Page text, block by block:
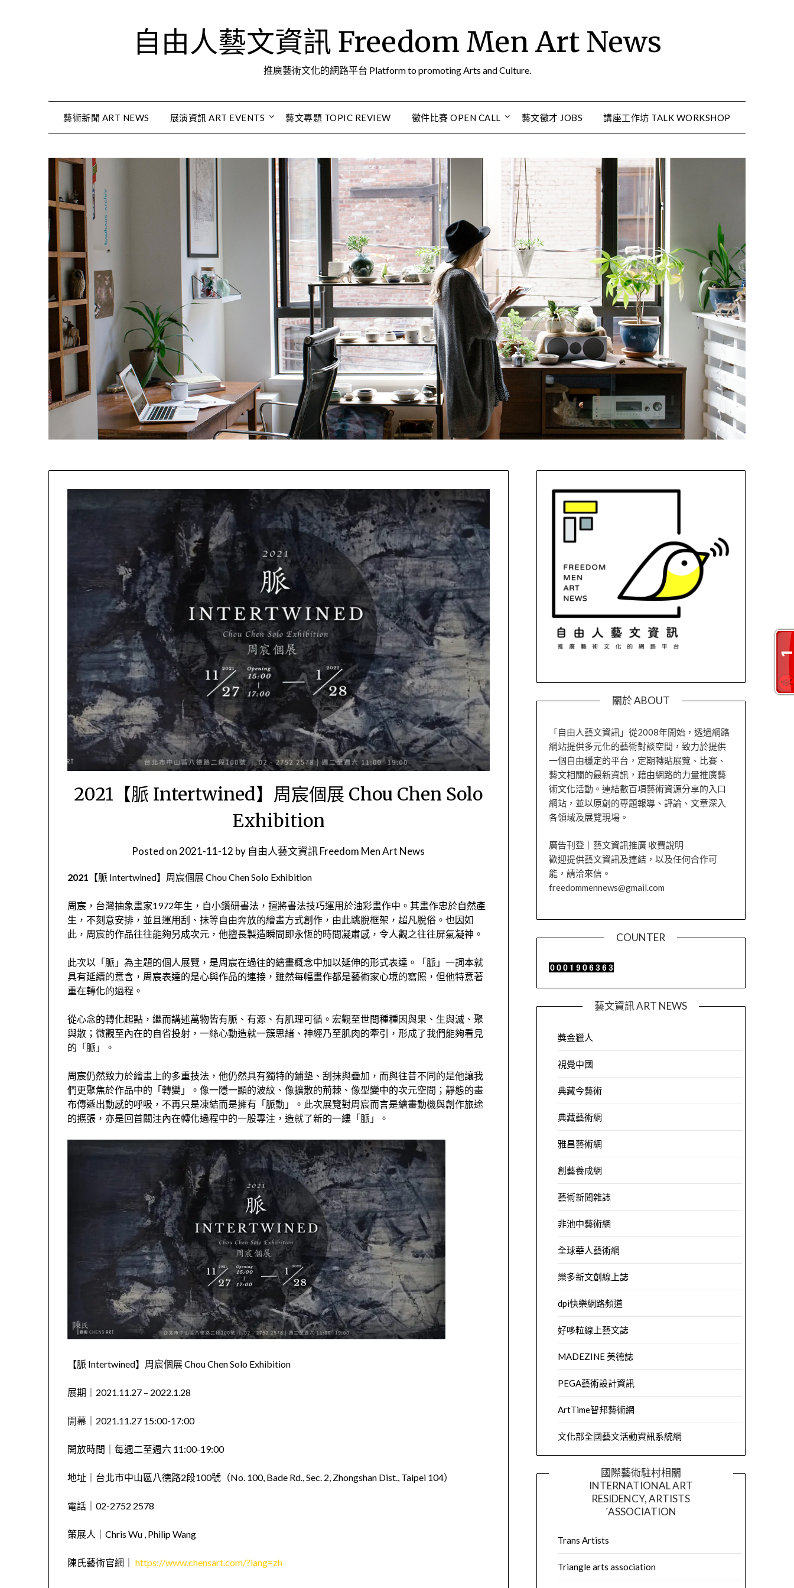
自由人藝文資訊 Freedom Men Art News
推廣藝術文化的網路平台 Platform to promoting Arts and Culture.
藝術新聞 ART NEWS 展演資訊 ART EVENTS 藝文專題 TOPIC REVIEW 徵件比賽 OPEN CALL 藝文徵才 JOBS 講座工作坊 TALK WORKSHOP
2021【脈 Intertwined】​周宸個展 Chou Chen Solo
Exhibition​
Posted on 2021-11-12 by 自由人藝文資訊 Freedom Men Art News
2021 【脈 Intertwined】​周宸個展 Chou Chen Solo Exhibition​
周宸，台灣抽象畫家1972年生，自小鑽研書法，擅將書法技巧運用於油彩畫作中。其畫作忠於自然產
生，不刻意安排，並且運用刮、抹等自由奔放的繪畫方式創作，由此跳脫框架，超凡脫俗。也因如
此，周宸的作品往往能夠另成次元，他擅長製造瞬間即永恆的時間凝肅感，令人觀之往往屏氣凝神。
此次以「脈」為主題的個人展覽，是周宸在過往的繪畫概念中加以延伸的形式表達。「脈」一詞本就
具有延續的意含，周宸表達的是心與作品的連接，雖然每幅畫作都是藝術家心境的寫照，但他特意著
重在轉化的過程。
從心念的轉化起點，繼而講述萬物皆有脈、有源、有肌理可循。宏觀至世間種種因與果、生與滅、聚
與散；微觀至內在的自省投射，一絲心動造就一簇思緒、神經乃至肌肉的牽引，形成了我們能夠看見
的「脈」。
周宸仍然致力於繪畫上的多重技法，他仍然具有獨特的鋪墊、刮抹與疊加，而與往昔不同的是他讓我
們更聚焦於作品中的「轉變」。像一隱一顯的波紋、像擴散的荊棘、像型變中的次元空間；靜態的畫
布傳遞出動感的呼吸，不再只是凍結而是擁有「脈動」。此次展覽對周宸而言是繪畫動機與創作旅途
的擴張，亦是回首關注內在轉化過程中的一股專注，造就了新的一縷「脈」。
【脈 Intertwined】​周宸個展 Chou Chen Solo Exhibition​
展期｜2021.11.27 – 2022.1.28
開幕｜2021.11.27 15:00-17:00​
開放時間｜每週二至週六 11:00-19:00​
地址｜台北市中山區八德路2段100號（No. 100, Bade Rd., Sec. 2, Zhongshan Dist., Taipei 104）​
電話｜02-2752 2578​
策展人｜Chris Wu , Philip Wang
陳氏藝術官網｜ https://www.chensart.com/?lang=zh
關於 ABOUT
「自由人藝文資訊」從2008年開始，透過網路
網站提供多元化的藝術對談空間，致力於提供
一個自由穩定的平台，定期轉貼展覽、比賽、
藝文相關的最新資訊，藉由網路的力量推廣藝
術文化活動。連結數百項藝術資源分享的入口
網站，並以原創的專題報導、評論、文章深入
各領域及展覽現場。
廣告刊登｜藝文資訊推廣 收費說明
歡迎提供藝文資訊及連結，以及任何合作可
能，請洽來信。
freedommennews@gmail.com
COUNTER
藝文資訊 ART NEWS
獎金獵人
視覺中國
典藏今藝術
典藏藝術網
雅昌藝術網
創藝養成網
藝術新聞雜誌
非池中藝術網
全球華人藝術網
樂多新文創線上誌
dpi快樂網路頻道
好哆粒線上藝文誌
MADEZINE 美德誌
PEGA藝術設計資訊
ArtTime智邦藝術網
文化部全國藝文活動資訊系統網
國際藝術駐村相關
INTERNATIONAL ART
RESIDENCY, ARTISTS
´ASSOCIATION
Trans Artists
Triangle arts association